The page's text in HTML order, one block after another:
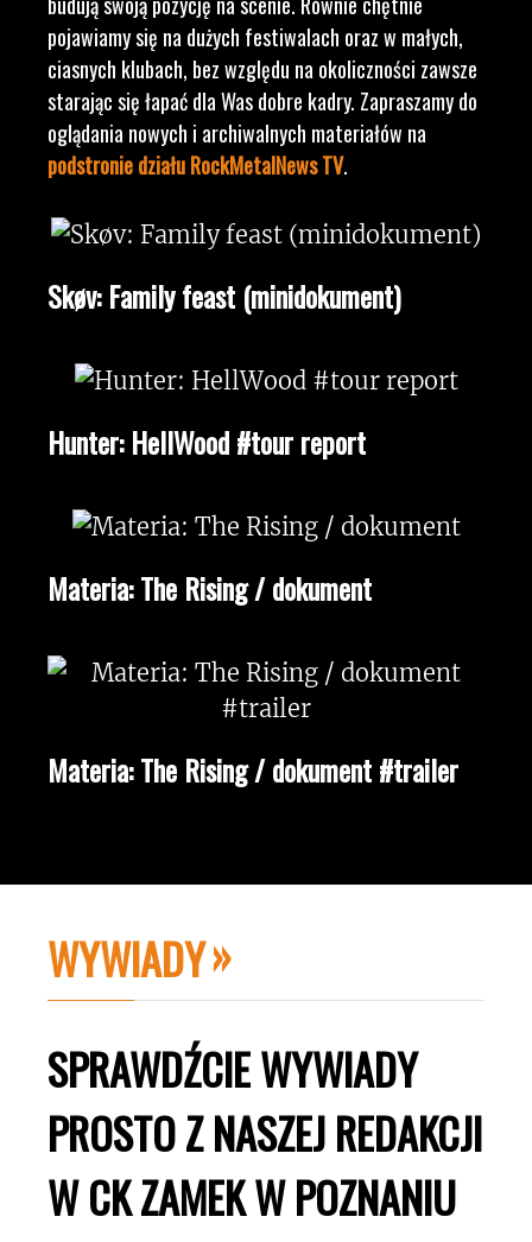
pojawiamy się na dużych festiwalach oraz w małych,
ciasnych klubach, bez względu na okoliczności zawsze
starając się łapać dla Was dobre kadry. Zapraszamy do
oglądania nowych i archiwalnych materiałów na
podstronie działu RockMetalNews TV.
Skøv: Family feast (minidokument)
Hunter: HellWood #tour report
Materia: The Rising / dokument
Materia: The Rising / dokument #trailer
WYWIADY
SPRAWDŹCIE WYWIADY
PROSTO Z NASZEJ REDAKCJI
W CK ZAMEK W POZNANIU